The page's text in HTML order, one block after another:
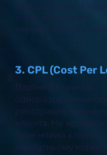
товар або послугу,
перейшовши за
3. CPL (Cost Per
Партнер отримує
одноразову
реєстрацію
клієнта. Не
буде новий клієнт у
майбутньому